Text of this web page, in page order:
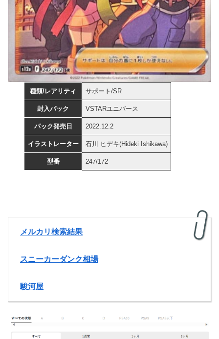
種類/レアリティ サポート/SR
封入パック VSTARユニバース
パック発売日 2022.12.2
イラストレーター 石川 ヒデキ(Hideki Ishikawa)
型番 247/172
メルカリ検索結果
スニーカーダンク相場
駿河屋